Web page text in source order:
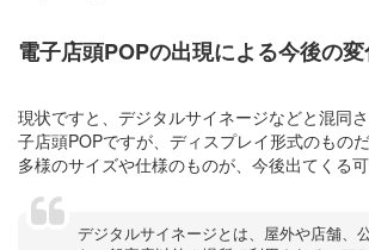
電子店頭POPの出現による今後の変
現状ですと、デジタルサイネージなどと混同
子店頭POPですが、ディスプレイ形式のもの
多様のサイズや仕様のものが、今後出てくる可
デジタルサイネージとは、屋外や店舗、